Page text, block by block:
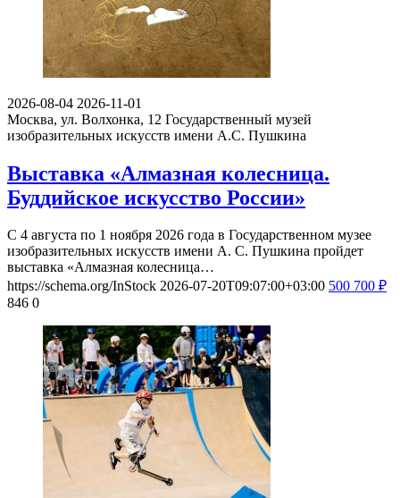
2026-08-04 2026-11-01
Москва, ул. Волхонка, 12 Государственный музей
изобразительных искусств имени А.С. Пушкина
Выставка «Алмазная колесница.
Буддийское искусство России»
С 4 августа по 1 ноября 2026 года в Государственном музее
изобразительных искусств имени А. С. Пушкина пройдет
выставка «Алмазная колесница…
https://schema.org/InStock 2026-07-20T09:07:00+03:00 500 700 ₽
846 0